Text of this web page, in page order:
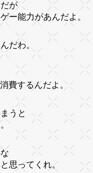
が
ー能力があんだよ。
だわ。
費するんだよ。
うと
思ってくれ。